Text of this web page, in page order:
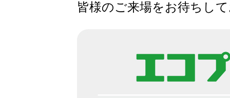
皆様のご来場をお待ちし